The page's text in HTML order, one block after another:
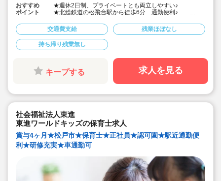
おすすめ
ポイント
★週休2日制、プライベートとも両立しやすい♪
★北総鉄道の松飛台駅から徒歩6分 通勤便利♪
ています♪
★未経験でも先輩たちが優しく指導してくれるので安心
して働けます♪
交通費支給 残業ほぼなし
持ち帰り残業無し
キープする 求人を見る
社会福祉法人東進
東進ワールドキッズの保育士求人
賞与4ヶ月★松戸市★保育士★正社員★認可園★駅近通勤便
利★研修充実★車通勤可